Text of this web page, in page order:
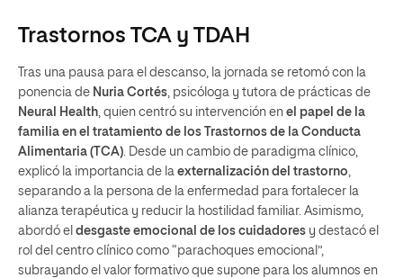
Trastornos TCA y TDAH
Tras una pausa para el descanso, la jornada se retomó con la
ponencia de Nuria Cortés , psicóloga y tutora de prácticas de
Neural Health , quien centró su intervención en el papel de la
familia en el tratamiento de los Trastornos de la Conducta
Alimentaria (TCA) . Desde un cambio de paradigma clínico,
explicó la importancia de la externalización del trastorno
separando a la persona de la enfermedad para fortalecer la
alianza terapéutica y reducir la hostilidad familiar. Asimismo,
abordó el desgaste emocional de los cuidadores y destacó el
rol del centro clínico como “parachoques emocional”,
subrayando el valor formativo que supone para los alumnos en